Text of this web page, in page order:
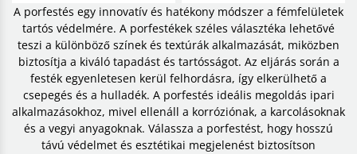
A porfestés egy innovatív és hatékony módszer a fémfelületek
tartós védelmére. A porfestékek széles választéka lehetővé
teszi a különböző színek és textúrák alkalmazását, miközben
biztosítja a kiváló tapadást és tartósságot. Az eljárás során a
festék egyenletesen kerül felhordásra, így elkerülhető a
csepegés és a hulladék. A porfestés ideális megoldás ipari
alkalmazásokhoz, mivel ellenáll a korróziónak, a karcolásoknak
és a vegyi anyagoknak. Válassza a porfestést, hogy hosszú
távú védelmet és esztétikai megjelenést biztosítson